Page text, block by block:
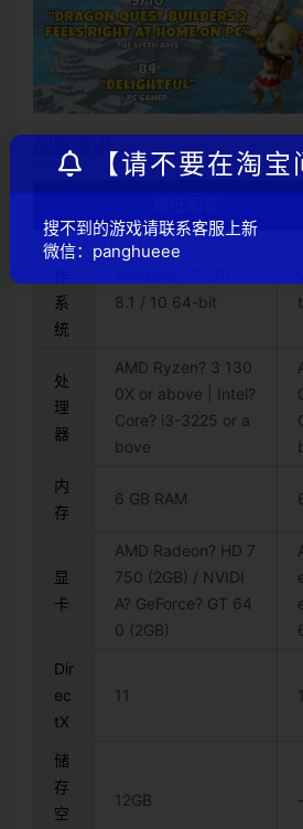
配置需求
操
系
统
8.1 / 10 64-bit
t
处
理
器
AMD Ryzen? 3 130
0X or above | Intel?
Core? i3-3225 or a
bove
内
存
6 GB RAM
显
卡
AMD Radeon? HD 7
750 (2GB) / NVIDI
A? GeForce? GT 64
0 (2GB)
Dir
ec
tX
11
储
存
空
12GB
【请不要在淘宝
搜不到的游戏请联系客服上新
微信：panghueee